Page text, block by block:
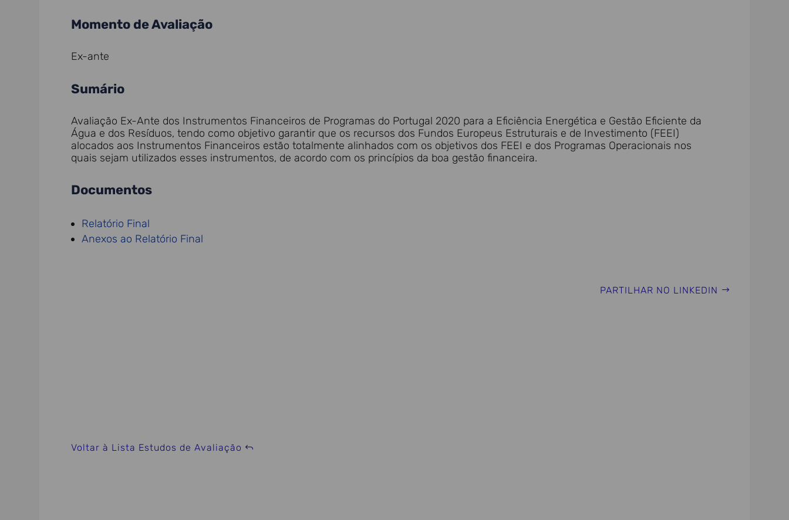
Momento de Avaliação
Ex-ante
Sumário
Avaliação Ex-Ante dos Instrumentos Financeiros de Programas do Portugal 2020 para a Eficiência Energética e Gestão Eficiente da
Água e dos Resíduos, tendo como objetivo garantir que os recursos dos Fundos Europeus Estruturais e de Investimento (FEEI)
alocados aos Instrumentos Financeiros estão totalmente alinhados com os objetivos dos FEEI e dos Programas Operacionais nos
quais sejam utilizados esses instrumentos, de acordo com os princípios da boa gestão financeira.
Documentos
Relatório Final
Anexos ao Relatório Final
PARTILHAR NO LINKEDIN
Voltar à Lista Estudos de Avaliação